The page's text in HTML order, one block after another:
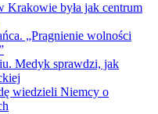
Krakowie była jak centrum
„Pragnienie wolności
Medyk sprawdzi, jak
wiedzieli Niemcy o